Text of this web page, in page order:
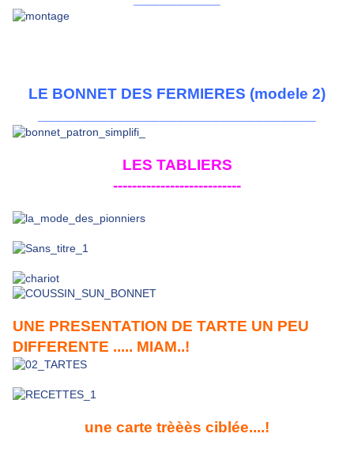
LE BONNET DES FERMIERES (modele 2)
LES TABLIERS
---------------------------
UNE PRESENTATION DE TARTE UN PEU
DIFFERENTE ..... MIAM..!
une carte trèèès ciblée....!